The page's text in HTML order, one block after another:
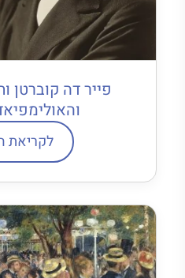
פייר דה קוברטן
לקריאת